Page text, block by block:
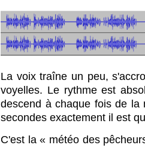
La voix traîne un peu,
voyelles. Le rythme est
descend à chaque fois de la
secondes exactement il est
C'est la « météo des